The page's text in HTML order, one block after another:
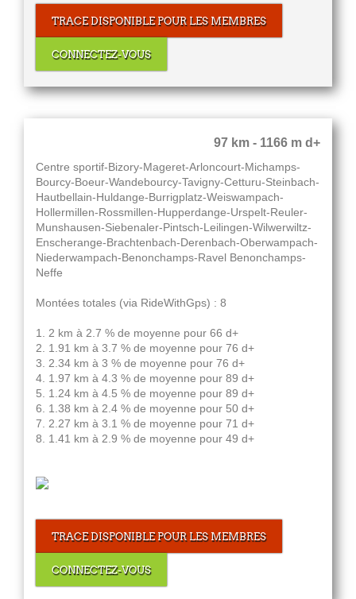
TRACE DISPONIBLE POUR LES MEMBRES
CONNECTEZ-VOUS
97 km - 1166 m d+
Centre sportif-Bizory-Mageret-Arloncourt-Michamps-
Bourcy-Boeur-Wandebourcy-Tavigny-Cetturu-Steinbach-
Hautbellain-Huldange-Burrigplatz-Weiswampach-
Hollermillen-Rossmillen-Hupperdange-Urspelt-Reuler-
Munshausen-Siebenaler-Pintsch-Leilingen-Wilwerwiltz-
Enscherange-Brachtenbach-Derenbach-Oberwampach-
Niederwampach-Benonchamps-Ravel Benonchamps-
Neffe
Montées totales (via RideWithGps) : 8
1. 2 km à 2.7 % de moyenne pour 66 d+
2. 1.91 km à 3.7 % de moyenne pour 76 d+
3. 2.34 km à 3 % de moyenne pour 76 d+
4. 1.97 km à 4.3 % de moyenne pour 89 d+
5. 1.24 km à 4.5 % de moyenne pour 89 d+
6. 1.38 km à 2.4 % de moyenne pour 50 d+
7. 2.27 km à 3.1 % de moyenne pour 71 d+
8. 1.41 km à 2.9 % de moyenne pour 49 d+
TRACE DISPONIBLE POUR LES MEMBRES
CONNECTEZ-VOUS